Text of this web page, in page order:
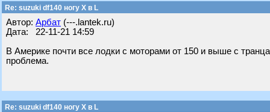
Re: suzuki df140 ногу X в L
Автор: Арбат (---.lantek.ru)
Дата: 22-11-21 14:59
В Америке почти все лодки с моторами от 150 и выше с
проблема.
Re: suzuki df140 ногу X в L